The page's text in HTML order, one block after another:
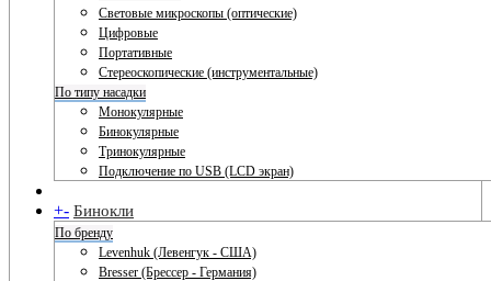
Световые микроскопы (оптические)
Цифровые
Портативные
Стереоскопические (инструментальные)
По типу насадки
Монокулярные
Бинокулярные
Тринокулярные
Подключение по USB (LCD экран)
+- Бинокли
По бренду
Levenhuk (Левенгук - США)
Bresser (Брессер - Германия)